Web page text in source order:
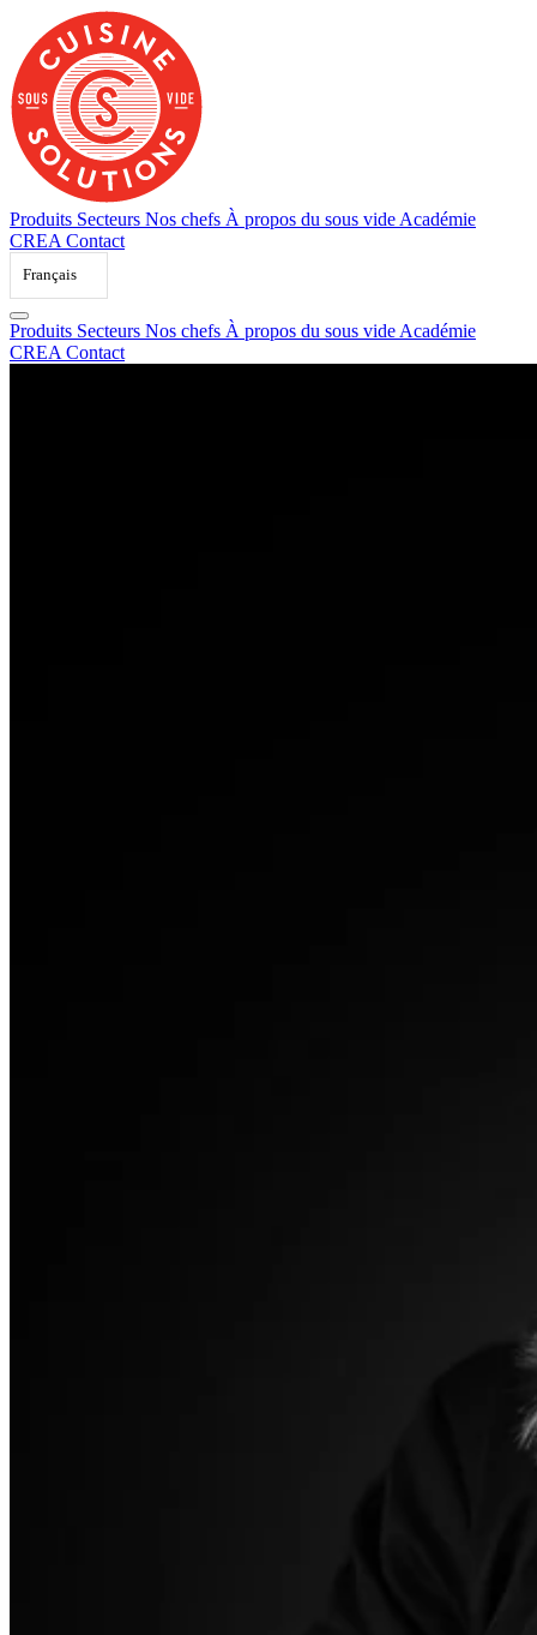
content
Produits Secteurs Nos chefs À propos du sous vide Académie
CREA Contact
Français
Produits Secteurs Nos chefs À propos du sous vide Académie
CREA Contact